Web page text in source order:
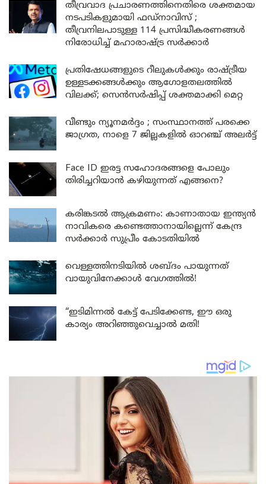
തീവ്രവാദ പ്രചാരണത്തിനെതിരെ ശക്തമായ
നടപടികളുമായി ഫഡ്നാവിസ് ;
തീവ്രനിലപാടുള്ള 114 പ്രസിദ്ധീകരണങ്ങൾ
നിരോധിച്ച് മഹാരാഷ്ട്ര സർക്കാർ
പ്രതിഷേധങ്ങളുടെ റീലുകൾക്കും രാഷ്ട്രീയ
ഉള്ളടക്കങ്ങൾക്കും ആഗോളതലത്തിൽ
വിലക്ക്; സെൻസർഷിപ്പ് ശക്തമാക്കി മെറ്റ
വീണ്ടും ന്യൂനമർദ്ദം ; സംസ്ഥാനത്ത് പരക്കെ
ജാഗ്രത, നാളെ 7 ജില്ലകളിൽ ഓറഞ്ച് അലർട്ട്
Face ID ഇരട്ട സഹോദരങ്ങളെ പോലും
തിരിച്ചറിയാൻ കഴിയുന്നത് എങ്ങനെ?
കരിങ്കടൽ ആക്രമണം: കാണാതായ ഇന്ത്യൻ
നാവികരെ കണ്ടെത്താനായില്ലെന്ന് കേന്ദ്ര
സർക്കാർ സുപ്രീം കോടതിയിൽ
വെള്ളത്തിനടിയിൽ ശബ്ദം പായുന്നത്
വായുവിനേക്കാൾ വേഗത്തിൽ!
“ഇടിമിന്നൽ കേട്ട് പേടിക്കേണ്ട, ഈ ഒരു
കാര്യം അറിഞ്ഞുവെച്ചാൽ മതി!